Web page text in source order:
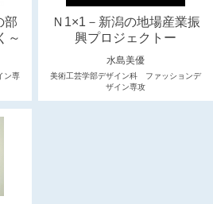
部
～
ン専
Ｎ1×1－新潟の地場産業振
興プロジェクトー
水島美優
美術工芸学部デザイン科 ファッションデ
ザイン専攻